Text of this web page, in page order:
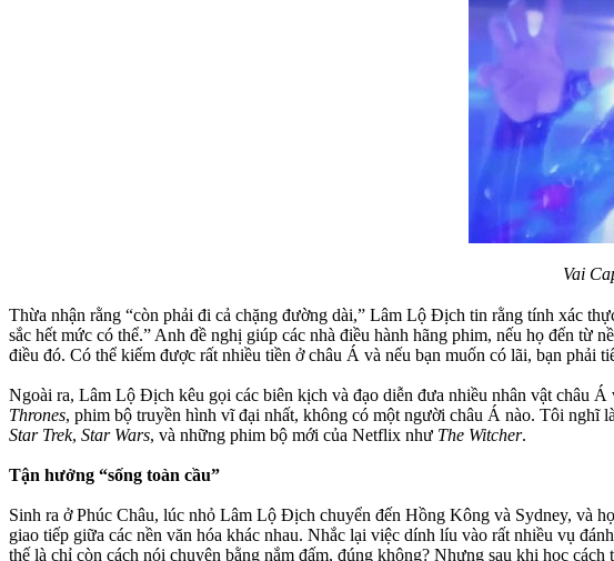
Vai
Thừa nhận rằng “còn phải đi cả chặng đường dài,” Lâm Lộ Địch tin rằng tính xác
sắc hết mức có thể.” Anh đề nghị giúp các nhà điều hành hãng phim, nếu họ đến
điều đó. Có thể kiếm được rất nhiều tiền ở châu Á và nếu bạn muốn có lãi, bạn
Ngoài ra, Lâm Lộ Địch kêu gọi các biên kịch và đạo diễn đưa nhiều nhân vật châu
Thrones, phim bộ truyền hình vĩ đại nhất, không có một người châu Á nào. Tôi nghĩ
Star Trek, Star Wars, và những phim bộ mới của Netflix như The Witcher.
Tận hưởng “sống toàn cầu”
Sinh ra ở Phúc Châu, lúc nhỏ Lâm Lộ Địch chuyển đến Hồng Kông và Sydney, và
giao tiếp giữa các nền văn hóa khác nhau. Nhắc lại việc dính líu vào rất nhiều vụ
thế là chỉ còn cách nói chuyện bằng nắm đấm, đúng không? Nhưng sau khi học